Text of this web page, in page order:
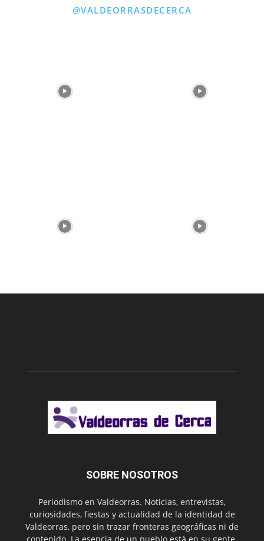
@VALDEORRASDECERCA
SOBRE NOSOTROS
Periodismo en Valdeorras. Noticias, entrevistas,
curiosidades, fiestas y actualidad de la identidad de
Valdeorras, pero sin trazar fronteras geográficas ni de
contenido. La esencia de un pueblo está en su gente.